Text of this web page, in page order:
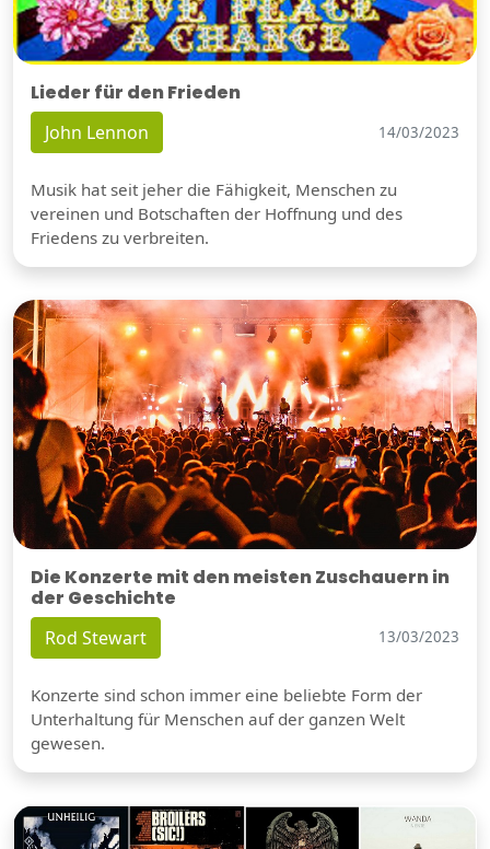
Lieder für den Frieden
John Lennon 14/03/2023
Musik hat seit jeher die Fähigkeit, Menschen zu
vereinen und Botschaften der Hoffnung und des
Friedens zu verbreiten.
Die Konzerte mit den meisten Zuschauern in
der Geschichte
Rod Stewart 13/03/2023
Konzerte sind schon immer eine beliebte Form der
Unterhaltung für Menschen auf der ganzen Welt
gewesen.